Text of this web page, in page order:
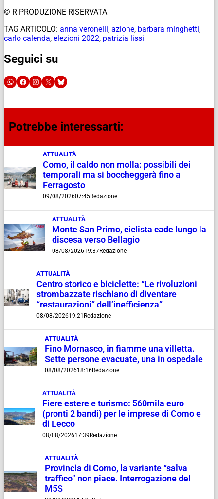
© RIPRODUZIONE RISERVATA
TAG ARTICOLO: anna veronelli, azione, barbara minghetti,
carlo calenda, elezioni 2022, patrizia lissi
Seguici su
Potrebbe interessarti:
ATTUALITÀ
Como, il caldo non molla: possibili dei
temporali ma si boccheggerà fino a
Ferragosto
09/08/202607:45Redazione
ATTUALITÀ
Monte San Primo, ciclista cade lungo la
discesa verso Bellagio
08/08/202619:37Redazione
ATTUALITÀ
Centro storico e biciclette: “Le rivoluzioni
strombazzate rischiano di diventare
“restaurazioni” dell’inefficienza”
08/08/202619:21 Redazione
ATTUALITÀ
Fino Mornasco, in fiamme una villetta.
Sette persone evacuate, una in ospedale
08/08/202618:16Redazione
ATTUALITÀ
Fiere estere e turismo: 560mila euro
(pronti 2 bandi) per le imprese di Como e
di Lecco
08/08/202617:39 Redazione
ATTUALITÀ
Provincia di Como, la variante “salva
traffico” non piace. Interrogazione del
M5S